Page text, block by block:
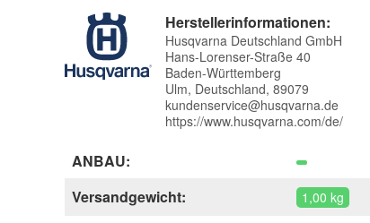
Herstellerinformationen:
Husqvarna Deutschland GmbH
Hans-Lorenser-Straße 40
Baden-Württemberg
Ulm, Deutschland, 89079
kundenservice@husqvarna.de
https://www.husqvarna.com/de/
ANBAU:
Versandgewicht:
1,00 kg